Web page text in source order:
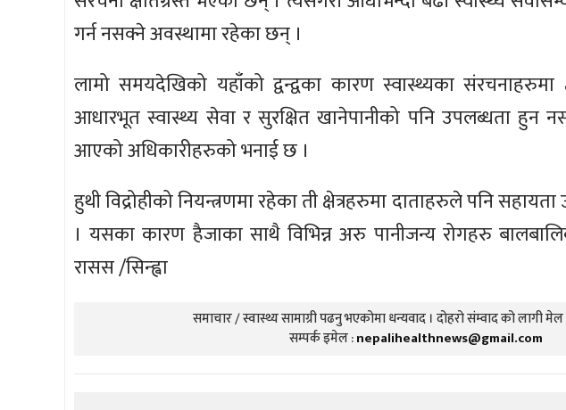
गर्न नसक्ने अवस्थामा रहेका छन् ।
लामो समयदेखिको यहाँको द्वन्द्वका कारण स्वास्थ्यका
आधारभूत स्वास्थ्य सेवा र सुरक्षित खानेपानीको पनि उपलब्धता हुन
आएको अधिकारीहरुको भनाई छ ।
हुथी विद्रोहीको नियन्त्रणमा रहेका ती क्षेत्रहरुमा दाताहरुले पनि
। यसका कारण हैजाका साथै विभिन्न अरु पानीजन्य रोगहरु
रासस /सिन्ह्वा
समाचार / स्वास्थ्य सामाग्री पढनु भएकोमा धन्यवाद । दोहरो संम्वाद को लागी
सम्पर्क इमेल :nepalihealthnews@gmail.com